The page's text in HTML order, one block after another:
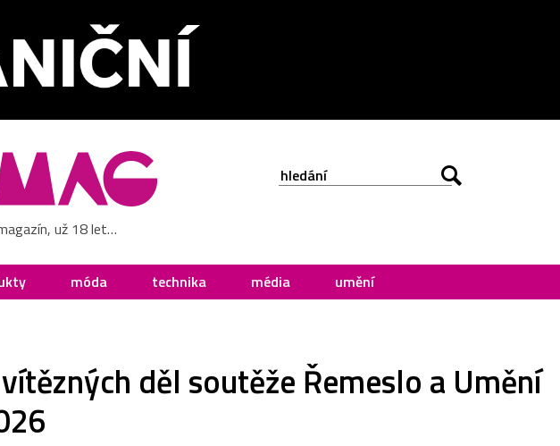
už 18 let…
móda technika média umění
děl soutěže Řemeslo a Umění